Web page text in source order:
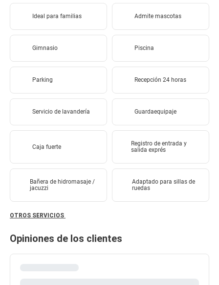
Ideal para familias Admite mascotas
Gimnasio Piscina
Parking Recepción 24 horas
Servicio de lavandería Guardaequipaje
Caja fuerte
Registro de entrada y
salida exprés
Bañera de hidromasaje /
jacuzzi
Adaptado para sillas de
ruedas
OTROS SERVICIOS
Opiniones de los clientes